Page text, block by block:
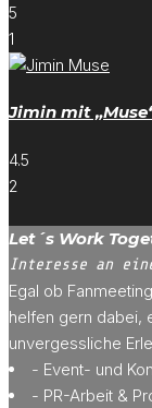
5
1
Jimin mit
4.5
2
Let´s Work
Interesse an
Egal ob
helfen gern dabei,
unvergessliche
- Event- und
- PR-Arbeit &